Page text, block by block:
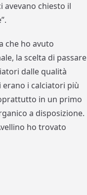
chiesto il
che ho avuto
la scelta di passare
dalle qualità
i calciatori più
in un primo
a disposizione.
ho trovato